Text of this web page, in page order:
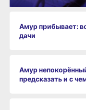
Амур прибывает:
дачи
Амур
предсказать и с